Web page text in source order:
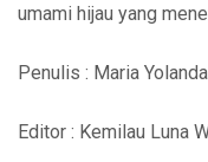
umami hijau yang
Penulis : Maria Yolanda
Editor : Kemilau Luna